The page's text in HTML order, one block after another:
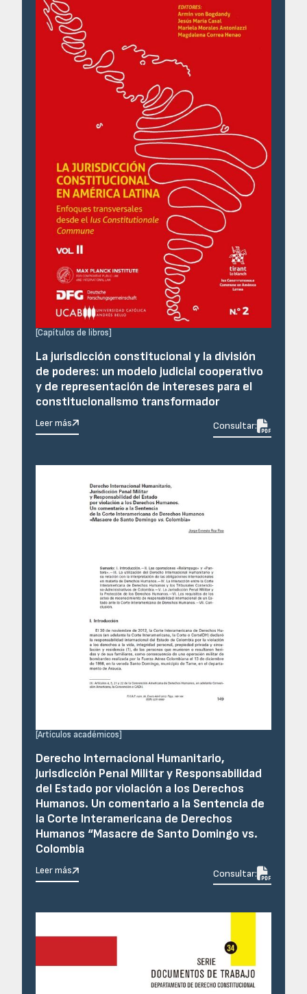
[Capítulos de libros]
La jurisdicción constitucional y la división
de poderes: un modelo judicial cooperativo
y de representación de intereses para el
constitucionalismo transformador
Leer más Consultar:
[Artículos académicos]
Derecho Internacional Humanitario,
Jurisdicción Penal Militar y Responsabilidad
del Estado por violación a los Derechos
Humanos. Un comentario a la Sentencia de
la Corte Interamericana de Derechos
Humanos “Masacre de Santo Domingo vs.
Colombia
Leer más Consultar: 